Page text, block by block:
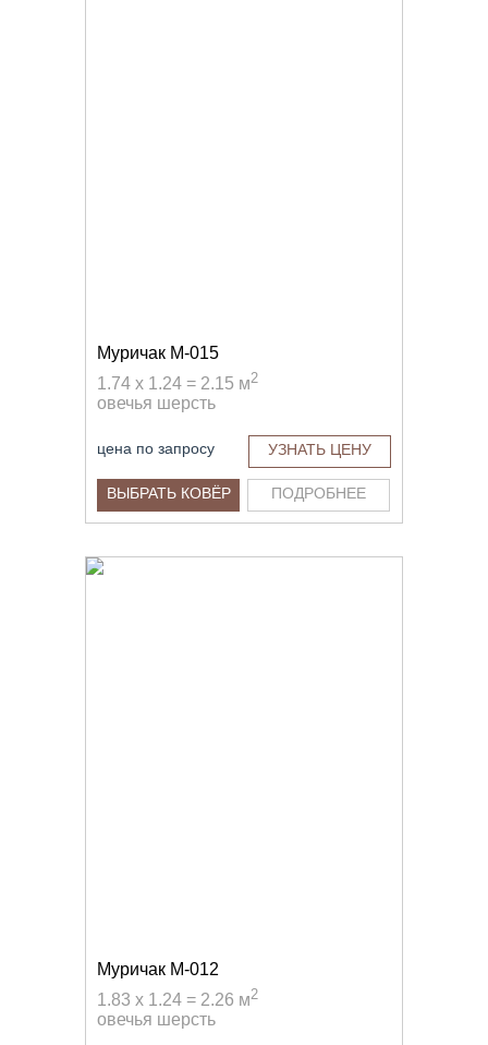
Муричак M-015
1.74 x 1.24 = 2.15 м2
овечья шерсть
цена по запросу УЗНАТЬ ЦЕНУ
ВЫБРАТЬ КОВЁР ПОДРОБНЕЕ
Муричак M-012
1.83 x 1.24 = 2.26 м2
овечья шерсть